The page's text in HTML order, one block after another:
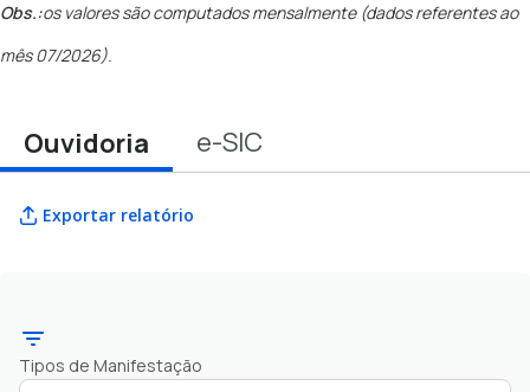
Obs.:os valores são computados mensalmente (dados referentes ao
mês 07/2026).
Ouvidoria e-SIC
Exportar relatório
Tipos de Manifestação